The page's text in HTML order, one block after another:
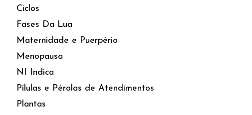
Ciclos
Fases Da Lua
Maternidade e Puerpério
Menopausa
NI Indica
Pílulas e Pérolas de Atendimentos
Plantas